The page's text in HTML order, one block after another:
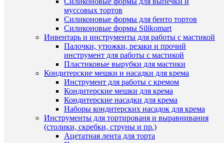
муссовых тортов
Силиконовые формы для бенто тортов
Силиконовые формы Silikomart
Инвентарь и инструменты для работы с мастикой
Палочки, утюжки, резаки и прочий
инструмент для работы с мастикой
Пластиковые вырубки для мастики
Кондитерские мешки и насадки для крема
Инструмент для работы с кремом
Кондитерские мешки для крема
Кондитерские насадки для крема
Наборы кондитерских насадок для крема
Инструменты для тортированя и выравнивания
(столики, скребки, струны и пр.)
Ацетатная лента для торта
Гелевый
руб.
/